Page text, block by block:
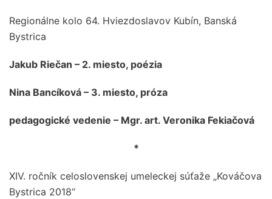
Regionálne kolo 64. Hviezdoslavov Kubín, Banská
Bystrica
Jakub Riečan – 2. miesto, poézia
Nina Bancíková – 3. miesto, próza
pedagogické vedenie – Mgr. art. Veronika Fekiačová
*
XIV. ročník celoslovenskej umeleckej súťaže „Kováčova
Bystrica 2018“